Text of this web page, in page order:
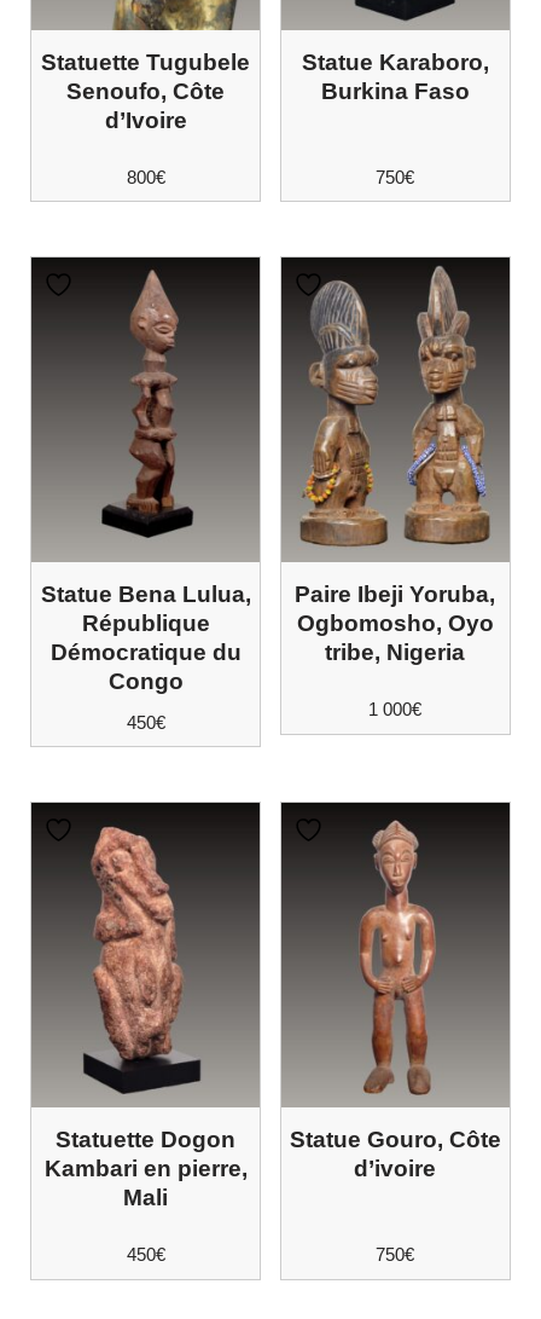
Statuette Tugubele
Senoufo, Côte
d’Ivoire
800€
Statue Karaboro,
Burkina Faso
750€
Statue Bena Lulua,
République
Démocratique du
Congo
450€
Paire Ibeji Yoruba,
Ogbomosho, Oyo
tribe, Nigeria
1 000€
Statuette Dogon
Kambari en pierre,
Mali
450€
Statue Gouro, Côte
d’ivoire
750€